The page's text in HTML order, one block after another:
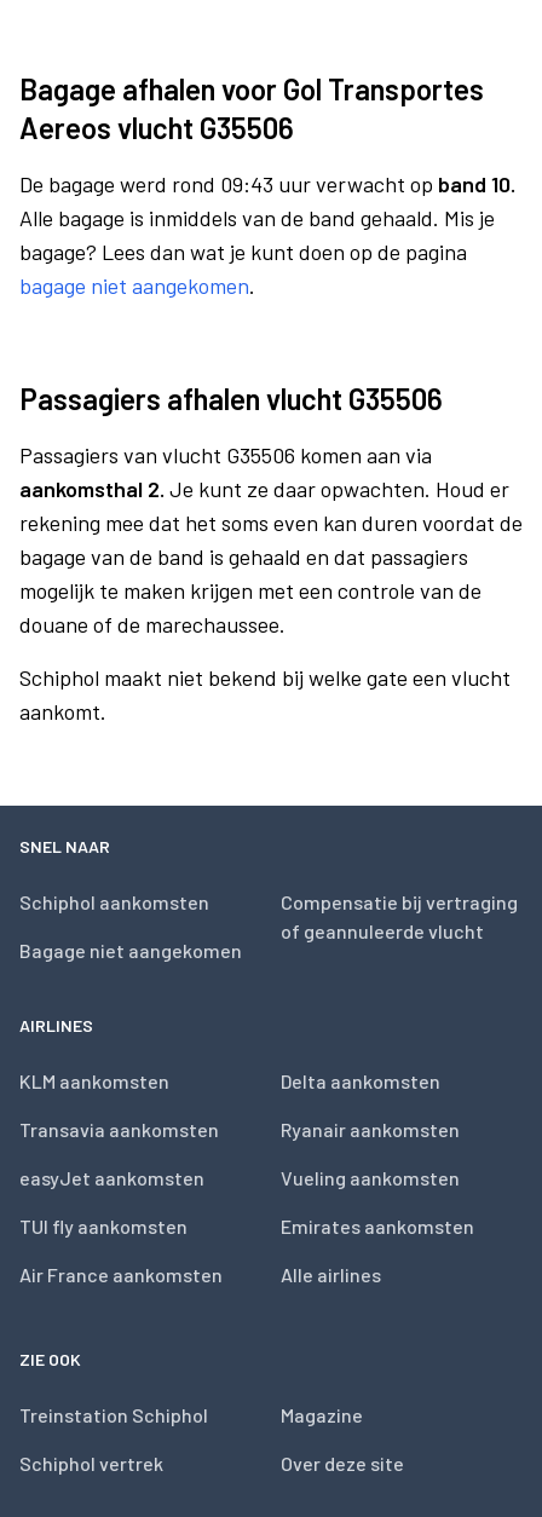
Bagage afhalen voor Gol Transportes
Aereos vlucht G35506
De bagage werd rond 09:43 uur verwacht op band 10.
Alle bagage is inmiddels van de band gehaald. Mis je
bagage? Lees dan wat je kunt doen op de pagina
bagage niet aangekomen.
Passagiers afhalen vlucht G35506
Passagiers van vlucht G35506 komen aan via
aankomsthal 2. Je kunt ze daar opwachten. Houd er
rekening mee dat het soms even kan duren voordat de
bagage van de band is gehaald en dat passagiers
mogelijk te maken krijgen met een controle van de
douane of de marechaussee.
Schiphol maakt niet bekend bij welke gate een vlucht
aankomt.
SNEL NAAR
Schiphol aankomsten
Bagage niet aangekomen
Compensatie bij vertraging
of geannuleerde vlucht
AIRLINES
KLM aankomsten
Transavia aankomsten
easyJet aankomsten
TUI fly aankomsten
Air France aankomsten
Delta aankomsten
Ryanair aankomsten
Vueling aankomsten
Emirates aankomsten
Alle airlines
ZIE OOK
Treinstation Schiphol
Schiphol vertrek
Magazine
Over deze site